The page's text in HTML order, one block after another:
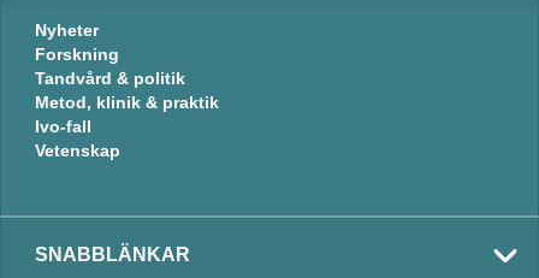
Nyheter
Forskning
Tandvård & politik
Metod, klinik & praktik
Ivo-fall
Vetenskap
SNABBLÄNKAR